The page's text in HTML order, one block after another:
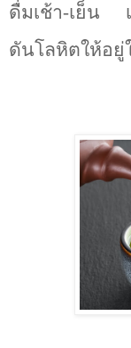
ดื่มเช้า-เย็น เ
ดันโลหิตให้อ